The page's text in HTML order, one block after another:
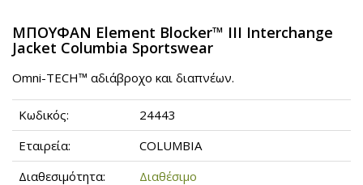
ΜΠΟΥΦΑΝ Element Blocker™ III Interchange
Jacket Columbia Sportswear
Omni-TECH™ αδιάβροχο και διαπνέων.
Κωδικός:
24443
Εταιρεία:
COLUMBIA
Διαθεσιμότητα:
Διαθέσιμο